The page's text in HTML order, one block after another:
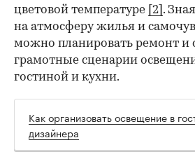
цветовой температуре [2] .
на атмосферу жилья и
можно планировать ремонт и
грамотные сценарии
гостиной и кухни.
Как организовать освещение в
дизайнера